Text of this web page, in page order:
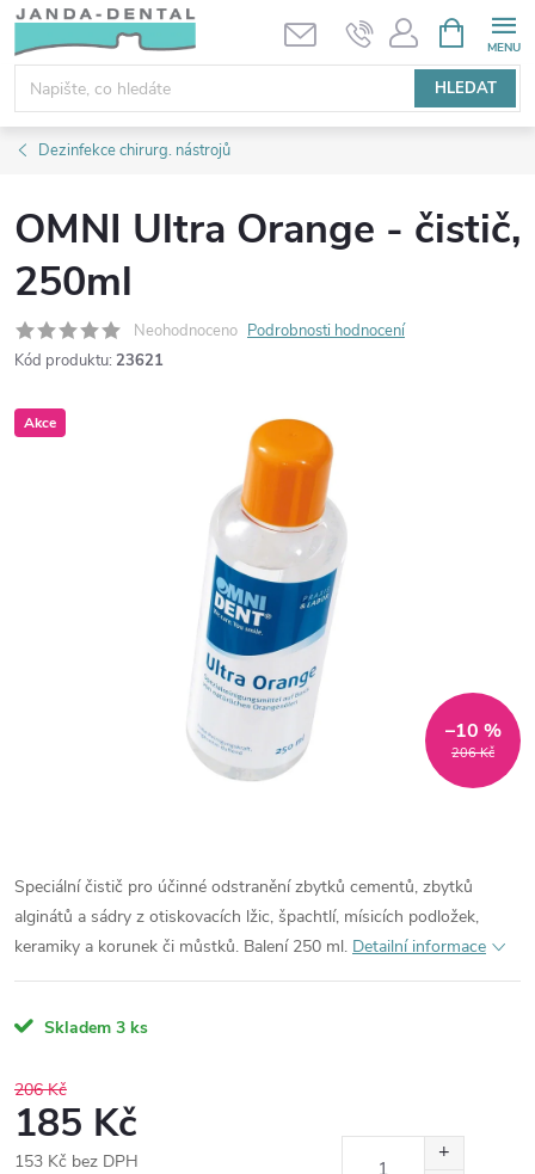
Přejít
obsah
HLEDAT
NÁKUPNÍ
KOŠÍK
Dezinfekce chirurg. nástrojů
OMNI Ultra Orange - čistič,
250ml
Neohodnoceno Podrobnosti hodnocení
Kód produktu: 23621
Akce
206 Kč
–10 %
Speciální čistič pro účinné odstranění zbytků cementů, zbytků
alginátů a sádry z otiskovacích lžic, špachtlí, mísicích podložek,
keramiky a korunek či můstků. Balení 250 ml. Detailní informace
Skladem 3 ks
206 Kč
185 Kč
153 Kč bez DPH